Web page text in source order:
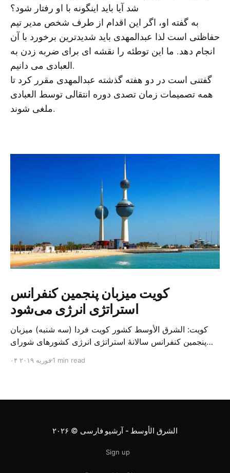
شد آیا باید اینگونه با او رفتار شود؟
به گفته او، اگر این اقدام از طرف شخص مدیر تیم
حفاظتی است لذا عبدالمهدی باید شدیدترین برخورد با آن
انجام دهد. ما این توطئه را نقشه ای برای ضربه زدن به
العبادی می دانیم.
گفتنی است در دو هفته گذشته عبدالمهدی مقرر کرد تا
همه تصمیمات زمان تصدی دوره انتقالی توسط العبادی
ملغی شوند.
کویت میزبان پنجمین کنفرانس
استراتژی انرژی می‌شود
کویت: الشرق الأوسط کشور کویت فردا (سه شنبه) میزبان
پنجمین کنفرانس سالانهٔ استراتژی انرژی کشورهای شورای
متخصص از شرکت‌های جهانی نفت و گاز در این کنفرانس
۰۴ فوریه ۲۰۱۹1 min read
الشرق الأوسط - آرشیو فارسی © ۲۰۲۶
Sign up